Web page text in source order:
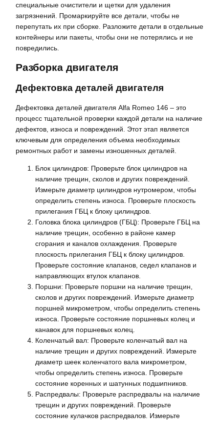
специальные очистители и щетки для удаления
загрязнений. Промаркируйте все детали, чтобы не
перепутать их при сборке. Разложите детали в отдельные
контейнеры или пакеты, чтобы они не потерялись и не
повредились.
Разборка двигателя
Дефектовка деталей двигателя
Дефектовка деталей двигателя Alfa Romeo 146 – это
процесс тщательной проверки каждой детали на наличие
дефектов, износа и повреждений. Этот этап является
ключевым для определения объема необходимых
ремонтных работ и замены изношенных деталей.
Блок цилиндров: Проверьте блок цилиндров на
наличие трещин, сколов и других повреждений.
Измерьте диаметр цилиндров нутромером, чтобы
определить степень износа. Проверьте плоскость
прилегания ГБЦ к блоку цилиндров.
Головка блока цилиндров (ГБЦ): Проверьте ГБЦ на
наличие трещин, особенно в районе камер
сгорания и каналов охлаждения. Проверьте
плоскость прилегания ГБЦ к блоку цилиндров.
Проверьте состояние клапанов, седел клапанов и
направляющих втулок клапанов.
Поршни: Проверьте поршни на наличие трещин,
сколов и других повреждений. Измерьте диаметр
поршней микрометром, чтобы определить степень
износа. Проверьте состояние поршневых колец и
канавок для поршневых колец.
Коленчатый вал: Проверьте коленчатый вал на
наличие трещин и других повреждений. Измерьте
диаметр шеек коленчатого вала микрометром,
чтобы определить степень износа. Проверьте
состояние коренных и шатунных подшипников.
Распредвалы: Проверьте распредвалы на наличие
трещин и других повреждений. Проверьте
состояние кулачков распредвалов. Измерьте